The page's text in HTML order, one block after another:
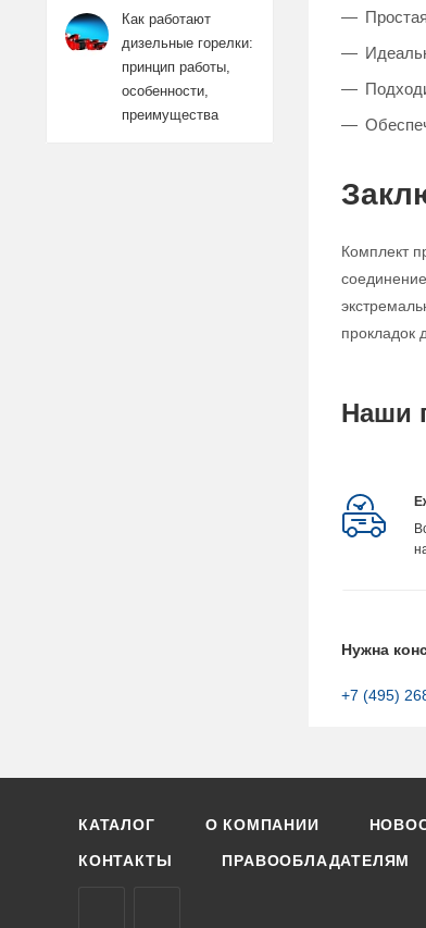
Комплект
прокладок
Наши
Нужна
+7 (495)
Как работают
дизельные горелки:
принцип работы,
особенности,
преимущества
КАТАЛОГ О КОМПАНИИ
КОНТАКТЫ ПРАВООБЛАДАТЕЛЯМ